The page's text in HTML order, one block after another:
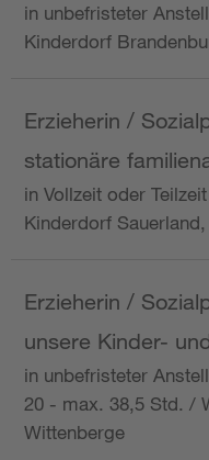
in unbefristeter
Kinderdorf
Erzieherin /
stationäre
in Vollzeit oder
Kinderdorf
Erzieherin /
unsere Kinder-
in unbefristeter
20 - max. 38,5 Std. /
Wittenberge